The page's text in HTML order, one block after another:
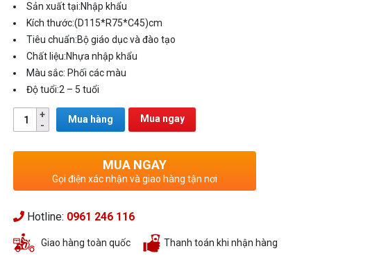
Sản xuất tại:Nhập khẩu
Kích thước:(D115*R75*C45)cm
Tiêu chuẩn:Bộ giáo dục và đào tạo
Chất liệu:Nhựa nhập khẩu
Màu sắc: Phối các màu
Độ tuổi:2 – 5 tuổi
Mua hàng Mua ngay
MUA NGAY
Gọi điện xác nhận và giao hàng tận nơi
Hotline: 0961 246 116
Giao hàng toàn quốc Thanh toán khi nhận hàng